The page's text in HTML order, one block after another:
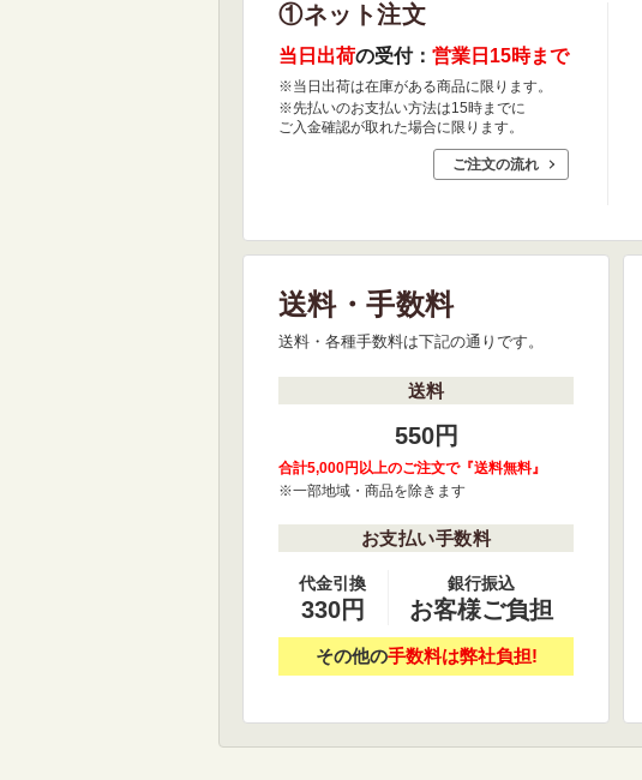
①ネット注文
当日出荷の受付： 営業日15時まで
※当日出荷は在庫がある商品に限ります。
※先払いのお支払い方法は15時までに
ご入金確認が取れた場合に限ります。
ご注文の流れ
送料・手数料
送料・各種手数料は下記の通りです。
送料
550円
合計5,000円以上のご注文で『送料無料』
※一部地域・商品を除きます
お支払い手数料
代金引換
330円
銀行振込
お客様ご負担
その他の手数料は弊社負担!